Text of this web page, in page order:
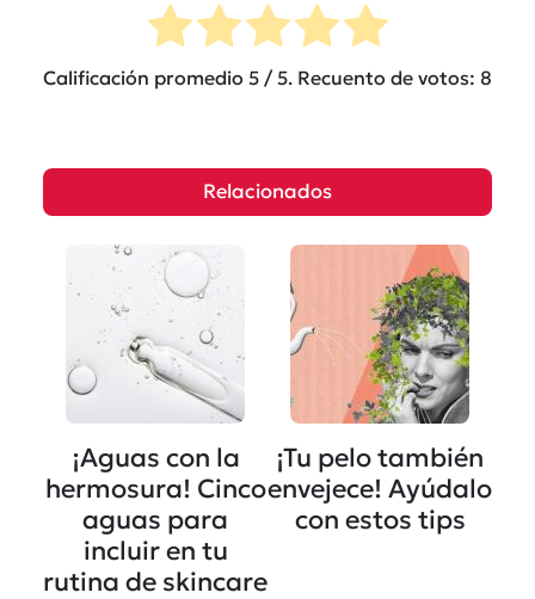
Calificación promedio 5 / 5. Recuento de votos: 8
Relacionados
¡Aguas con la
hermosura! Cinco
aguas para
incluir en tu
rutina de skincare
¡Tu pelo también
envejece! Ayúdalo
con estos tips